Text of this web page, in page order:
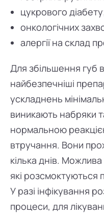
цукрового
онкологічних
алергії на склад
Для збільшення губ
найбезпечніші
ускладнень
виникають набряки
нормальною
втручання. Вони
кілька днів.
які
У разі інфікування
процеси, для